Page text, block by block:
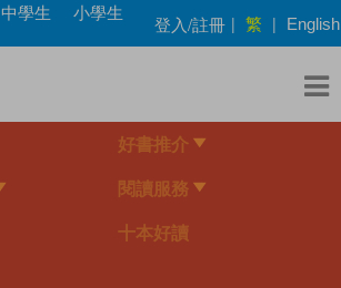
中學生
小學生
登入/註冊 | 繁 | English
好書推介
閱讀服務
十本好讀